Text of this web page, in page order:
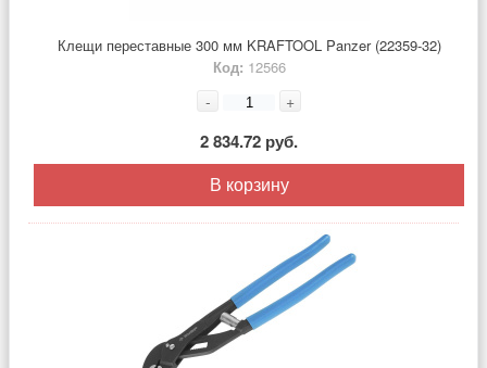
Клещи переставные 300 мм KRAFTOOL Panzer (22359-32)
Код: 12566
- +
2 834.72 руб.
В корзину